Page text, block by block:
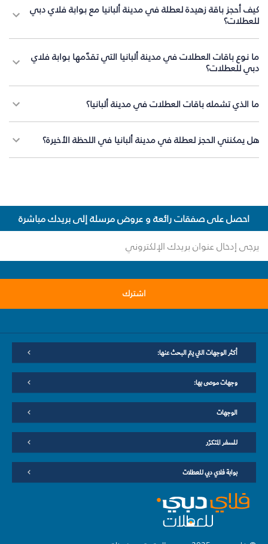
كيف أحجز باقة زهيدة لعطلة في مدينة ألبانيا مع بوابة فلاي دبي
للعطلات؟
ما نوع باقات العطلات في مدينة ألبانيا التي تقدّمها بوابة فلاي
دبي للعطلات؟
ما الذي تشمله باقات العطلات في مدينة ألبانيا؟
هل يمكنني الحجز لعطلة في مدينة ألبانيا في اللحظة الأخيرة؟
احصل على صفقات رائعة و عروض مرسلة إلى بريدك مباشرة
اشترك
أكثر الوجهات التي يتم البحث عنها:
وجهات موصى بها:
الوجهات
للسفر المتكرّر
بوابة فلاي دبي للعطلات